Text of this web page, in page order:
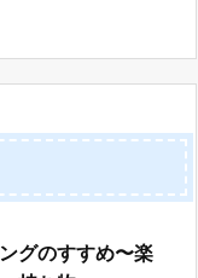
グのすすめ〜楽